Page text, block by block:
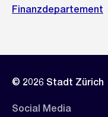
Finanzdepartement
© 2026 Stadt Zürich
Social Media